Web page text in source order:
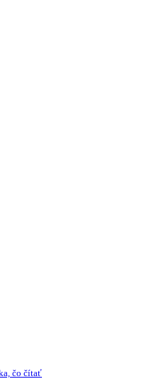
čo čítať